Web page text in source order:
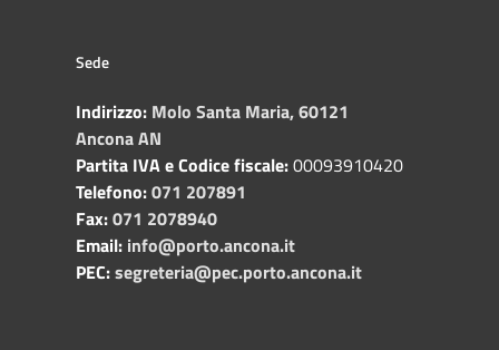
Sede
Indirizzo: Molo Santa Maria, 60121
Ancona AN
Partita IVA e Codice fiscale:00093910420
Telefono:071 207891
Fax:071 2078940
Email: info@porto.ancona.it
PEC:segreteria@pec.porto.ancona.it